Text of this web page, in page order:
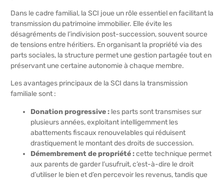
Dans le cadre familial, la SCI joue un rôle essentiel en facilitant la
transmission du patrimoine immobilier. Elle évite les
désagréments de l’indivision post-succession, souvent source
de tensions entre héritiers. En organisant la propriété via des
parts sociales, la structure permet une gestion partagée tout en
préservant une certaine autonomie à chaque membre.
Les avantages principaux de la SCI dans la transmission
familiale sont :
Donation progressive : les parts sont transmises sur
plusieurs années, exploitant intelligemment les
abattements fiscaux renouvelables qui réduisent
drastiquement le montant des droits de succession.
Démembrement de propriété :cette technique permet
aux parents de garder l’usufruit, c’est-à-dire le droit
d’utiliser le bien et d’en percevoir les revenus, tandis que